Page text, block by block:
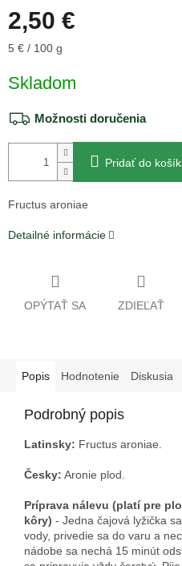
2,50 €
Jednotková
5 € / 100 g
Skladom
Možnosti doručenia
Pridať do
Fructus aroniae
Detailné informácie
OPÝTAŤ SA ZDIEĽAŤ
Popis Hodnotenie Diskusia
Podrobný popis
Latinsky: Fructus aroniae.
Česky: Aronie plod.
Príprava nálevu (platí pre
kôry) - Jedna čajová lyžička
vody, privedie sa do varu a
nádobe sa nechá 15 minút